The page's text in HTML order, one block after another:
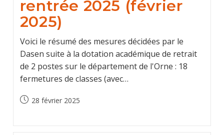
rentrée 2025 (février
2025)
Voici le résumé des mesures décidées par le
Dasen suite à la dotation académique de retrait
de 2 postes sur le département de l'Orne : 18
fermetures de classes (avec…
Post28 février 2025